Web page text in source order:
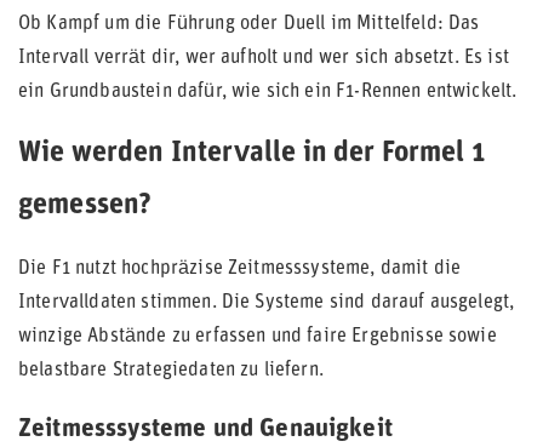
Ob Kampf um die Führung oder Duell im Mittelfeld: Das
Intervall verrät dir, wer aufholt und wer sich absetzt. Es ist
ein Grundbaustein dafür, wie sich ein F1-Rennen entwickelt.
Wie werden Intervalle in der Formel 1
gemessen?
Die F1 nutzt hochpräzise Zeitmesssysteme, damit die
Intervalldaten stimmen. Die Systeme sind darauf ausgelegt,
winzige Abstände zu erfassen und faire Ergebnisse sowie
belastbare Strategiedaten zu liefern.
Zeitmesssysteme und Genauigkeit